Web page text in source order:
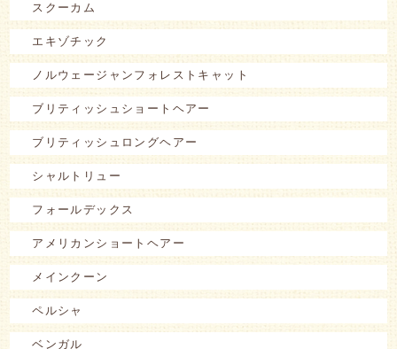
スクーカム
エキゾチック
ノルウェージャンフォレストキャット
ブリティッシュショートヘアー
ブリティッシュロングヘアー
シャルトリュー
フォールデックス
アメリカンショートヘアー
メインクーン
ペルシャ
ベンガル